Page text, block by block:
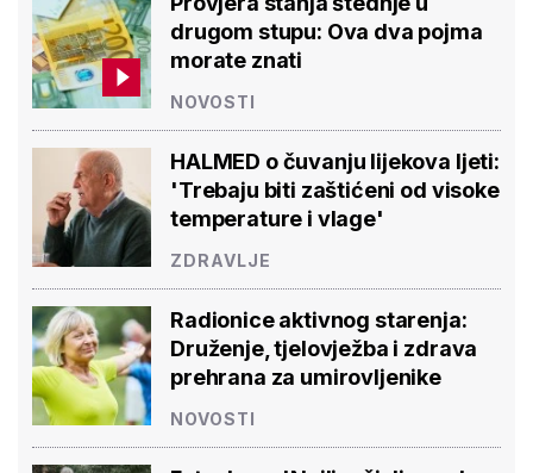
drugom stupu: Ova dva pojma
morate znati
NOVOSTI
HALMED o čuvanju lijekova ljeti:
'Trebaju biti zaštićeni od visoke
temperature i vlage'
ZDRAVLJE
Radionice aktivnog starenja:
Druženje, tjelovježba i zdrava
prehrana za umirovljenike
NOVOSTI